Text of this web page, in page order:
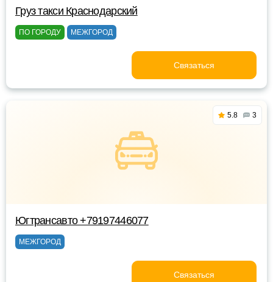
Груз такси Краснодарский
ПО ГОРОДУ МЕЖГОРОД
Связаться
5.8 3
Югтрансавто +79197446077
МЕЖГОРОД
Связаться